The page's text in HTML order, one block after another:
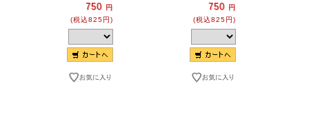
750 円
(税込825円)
750 円
(税込825円)